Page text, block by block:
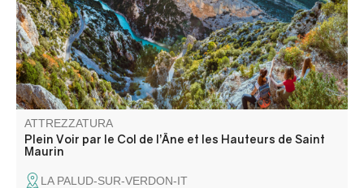
ATTREZZATURA
Plein Voir par le Col de l’Âne et les Hauteurs de Saint
Maurin
LA PALUD-SUR-VERDON-IT